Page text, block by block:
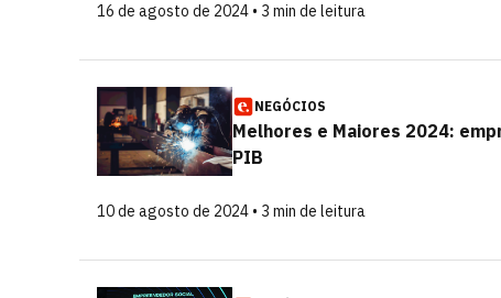
16 de agosto de 2024 • 3 min de leitura
NEGÓCIOS
Melhores e Maiores 2024:
PIB
10 de agosto de 2024 • 3 min de leitura